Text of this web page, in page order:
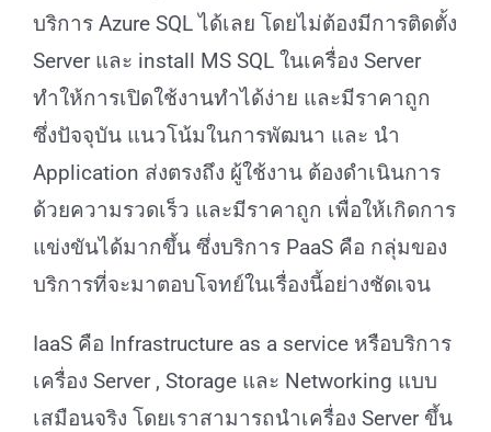
บริการ Azure SQL ได้เลย โดยไม่ต้องมีการติดตั้ง
Server และ install MS SQL ในเครื่อง Server
ทำให้การเปิดใช้งานทำได้ง่าย และมีราคาถูก
ซึ่งปัจจุบัน แนวโน้มในการพัฒนา และ นำ
Application ส่งตรงถึง ผู้ใช้งาน ต้องดำเนินการ
ด้วยความรวดเร็ว และมีราคาถูก เพื่อให้เกิดการ
แข่งขันได้มากขึ้น ซึ่งบริการ PaaS คือ กลุ่มของ
บริการที่จะมาตอบโจทย์ในเรื่องนี้อย่างชัดเจน
IaaS คือ Infrastructure as a service หรือบริการ
เครื่อง Server , Storage และ Networking แบบ
เสมือนจริง โดยเราสามารถนำเครื่อง Server ขึ้น